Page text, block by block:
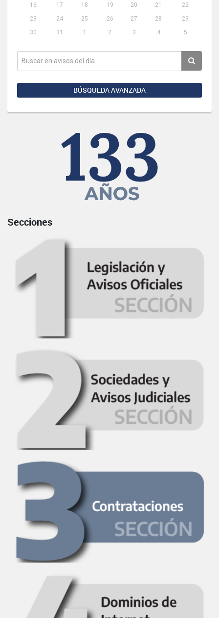
16
17 18 19 20 21
22
23
24 25 26 27 28
29
30
31 1 2 3 4 5
BÚSQUEDA AVANZADA
Secciones